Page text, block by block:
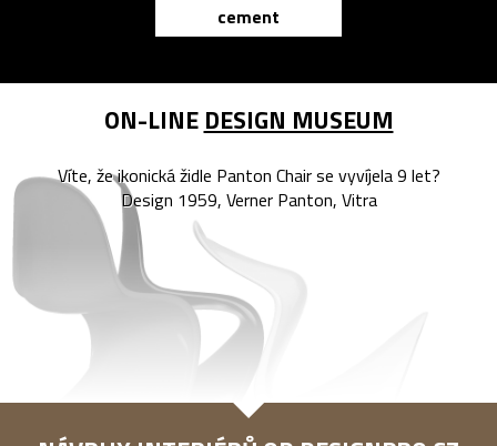
cement
ON-LINE DESIGN MUSEUM
Víte, že ikonická židle Panton Chair se vyvíjela 9 let?
Design 1959, Verner Panton, Vitra